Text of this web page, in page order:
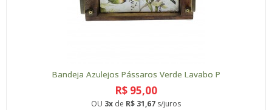
Bandeja Azulejos Pássaros Verde Lavabo P
R$ 95,00
OU 3x de R$ 31,67 s/juros